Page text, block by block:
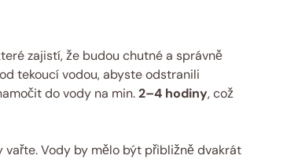
zajistí, že budou chutné a správně
tekoucí vodou, abyste odstranili
do vody na min.2–4 hodiny, což
Vody by mělo být přibližně dvakrát